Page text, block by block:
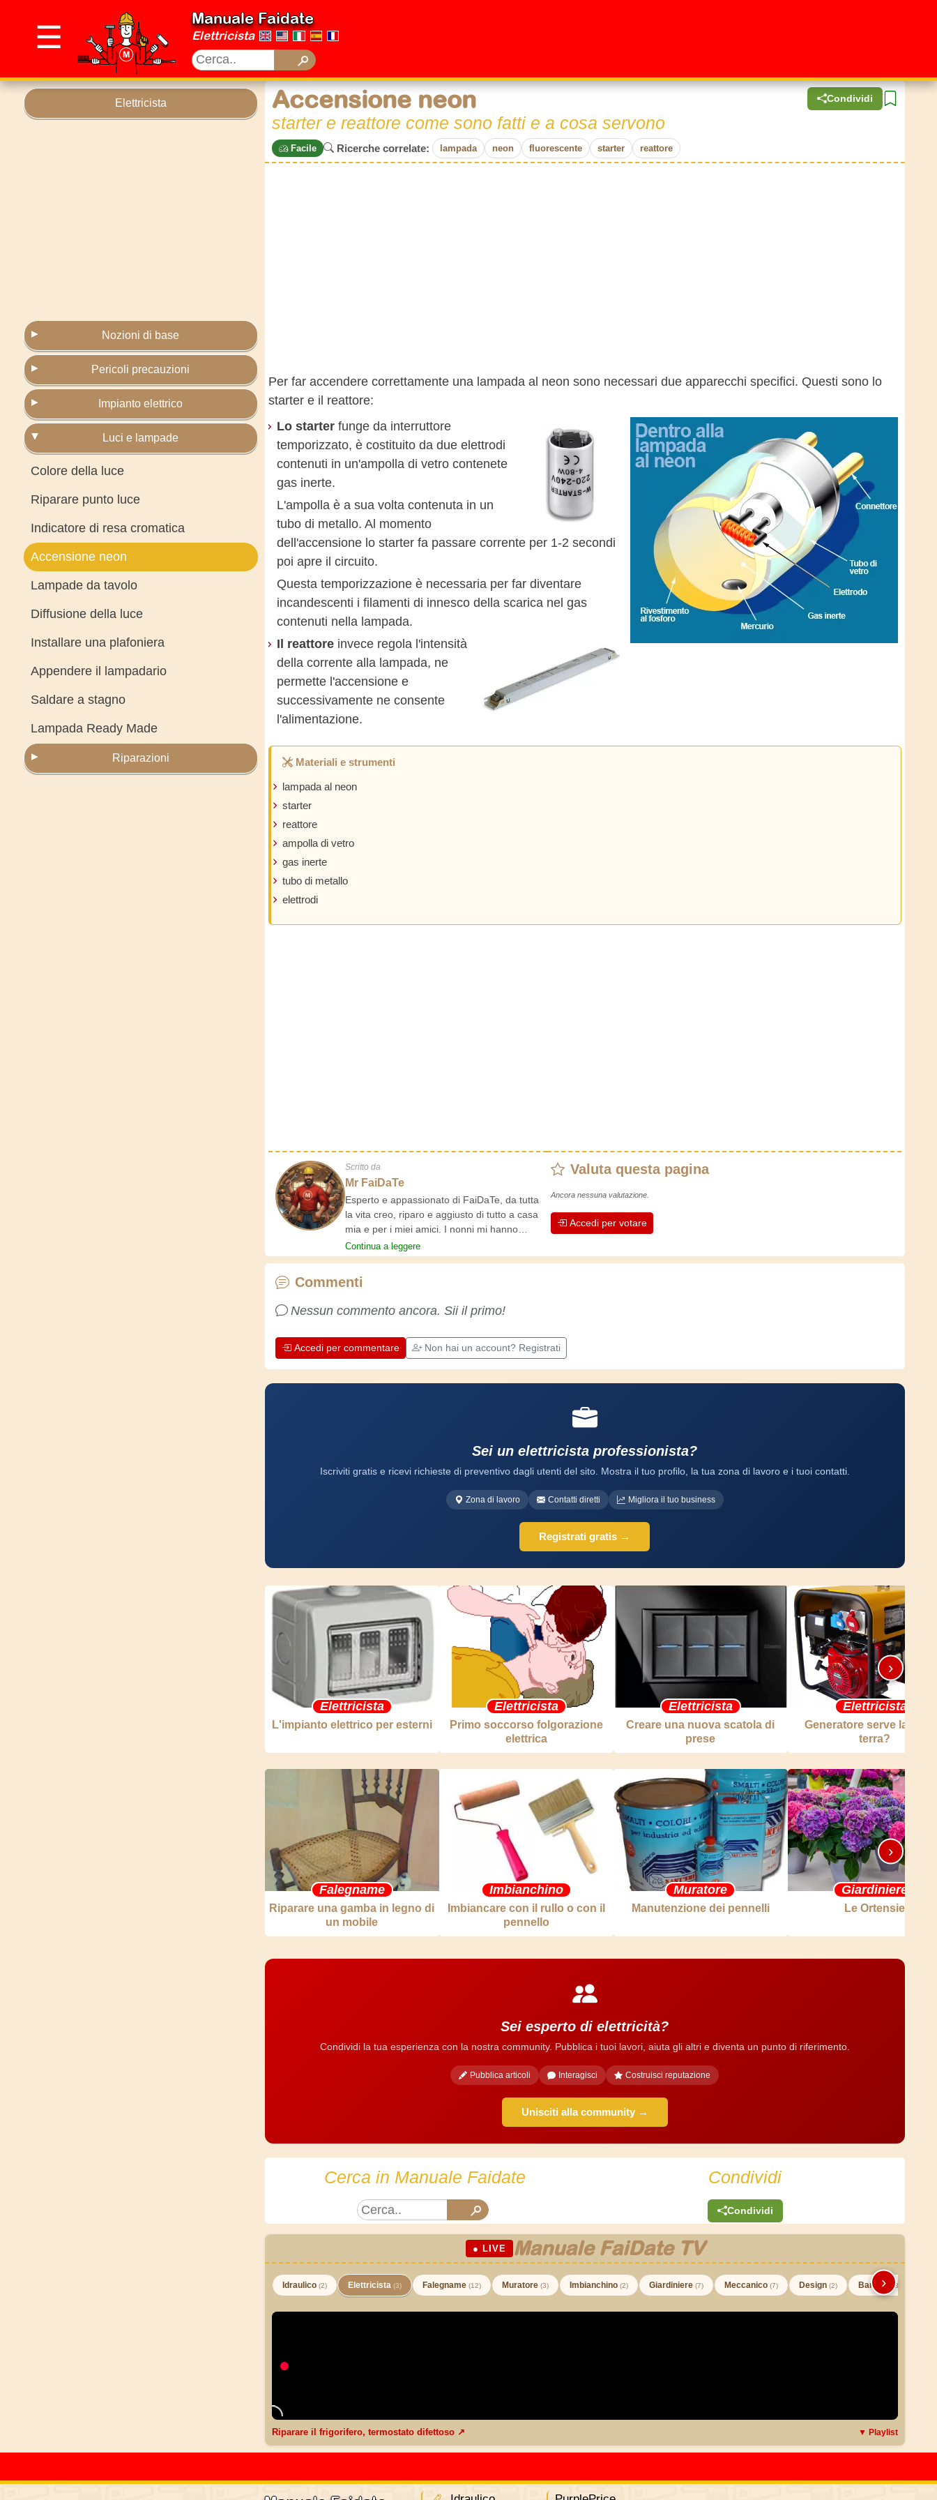
☰
Manuale Faidate
Elettricista
Elettricista
Nozioni di base
Pericoli precauzioni
Impianto elettrico
Luci e lampade
Colore della luce
Riparare punto luce
Indicatore di resa cromatica
Accensione neon
Lampade da tavolo
Diffusione della luce
Installare una plafoniera
Appendere il lampadario
Saldare a stagno
Lampada Ready Made
Riparazioni
Condividi
Accensione neon
starter e reattore come sono fatti e a cosa servono
Facile Ricerche correlate: lampada neon fluorescente starter reattore
Per far accendere correttamente una lampada al neon sono necessari due apparecchi specifici. Questi sono lo
starter e il reattore:
Lo starterfunge da interruttore
temporizzato, è costituito da due elettrodi
contenuti in un'ampolla di vetro contenete
gas inerte.
L'ampolla è a sua volta contenuta in un
tubo di metallo. Al momento
dell'accensione lo starter fa passare corrente per 1-2 secondi
poi apre il circuito.
Questa temporizzazione è necessaria per far diventare
incandescenti i filamenti di innesco della scarica nel gas
contenuti nella lampada.
Il reattoreinvece regola l'intensità
della corrente alla lampada, ne
permette l'accensione e
successivamente ne consente
l'alimentazione.
Materiali e strumenti
lampada al neon
starter
reattore
ampolla di vetro
gas inerte
tubo di metallo
elettrodi
Scritto da
Mr FaiDaTe
Esperto e appassionato di FaiDaTe, da tutta
la vita creo, riparo e aggiusto di tutto a casa
mia e per i miei amici. I nonni mi hanno
insegnato i primi rudimenti, fin da piccolo e da
allora ho fatto un sacco di esperienze.
fa apprezzare l'impegno che gli artigiani
Impariamo insieme, ogni giorno è una
Continua a leggere
Valuta questa pagina
Ancora nessuna valutazione.
Accedi per votare
Commenti
Nessun commento ancora. Sii il primo!
Accedi per commentare Non hai un account? Registrati
Sei un elettricista professionista?
Iscriviti gratis e ricevi richieste di preventivo dagli utenti del sito. Mostra il tuo profilo, la tua zona di lavoro e i tuoi contatti.
Zona di lavoro Contatti diretti Migliora il tuo business
Registrati gratis →
Elettricista
L'impianto elettrico per esterni
Elettricista
Primo soccorso folgorazione
elettrica
Elettricista
Creare una nuova scatola di
prese
Elettricista
Generatore serve la
terra?
›
Falegname
Riparare una gamba in legno di
un mobile
Imbianchino
Imbiancare con il rullo o con il
pennello
Muratore
Manutenzione dei pennelli
Giardiniere
Le Ortensie
›
Sei esperto di elettricità?
Condividi la tua esperienza con la nostra community. Pubblica i tuoi lavori, aiuta gli altri e diventa un punto di riferimento.
Pubblica articoli Interagisci Costruisci reputazione
Unisciti alla community →
Cerca in Manuale Faidate Condividi
Condividi
● LIVE Manuale FaiDate TV
Idraulico (2) Elettricista (3) Falegname (12) Muratore (3) Imbianchino (2) Giardiniere (7) Meccanico (7) Design (2) Barman (3)
›
Riparare il frigorifero, termostato difettoso ↗ ▼ Playlist